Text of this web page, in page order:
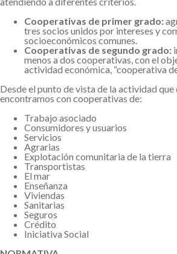
Cooperativas de primer grado:
tres socios unidos por intereses y
socioeconómicos comunes.
Cooperativas de segundo grado:
menos a dos cooperativas, con el
actividad económica, “cooperativa
Desde el punto de vista de la actividad que
encontramos con cooperativas de:
Trabajo asociado
Consumidores y usuarios
Servicios
Agrarias
Explotación comunitaria de la tierra
Transportistas
El mar
Enseñanza
Viviendas
Sanitarias
Seguros
Crédito
Iniciativa Social